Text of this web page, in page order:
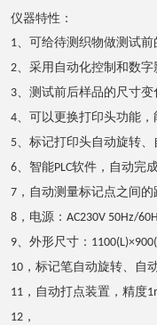
仪器特性：
1、可给待测织物做测试
2、采用自动化控制和数
3、测试前后样品的尺寸
4、可以更换打印头功能
5、标记打印头自动旋转
6、智能PLC软件，自动完
7， 自动测量标记点之间
8， 电源： AC230V 50Hz/
9、外形尺寸：
10， 标记笔自动旋转、自
11， 自动打点装置，精度
12，